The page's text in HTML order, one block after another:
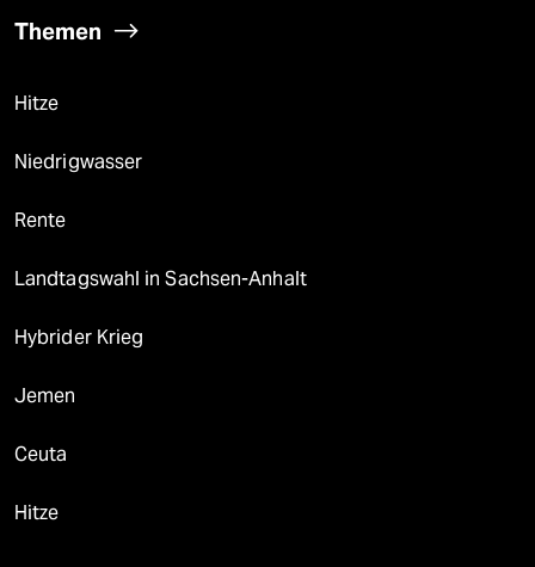
Themen
Hitze
Niedrigwasser
Rente
Landtagswahl in Sachsen-Anhalt
Hybrider Krieg
Jemen
Ceuta
Hitze